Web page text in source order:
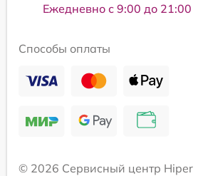
Ежедневно с 9:00 до 21:00
Способы оплаты
© 2026 Сервисный центр Hiper